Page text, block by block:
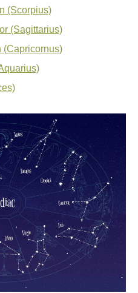
(Scorpius)
(Sagittarius)
(Capricornus)